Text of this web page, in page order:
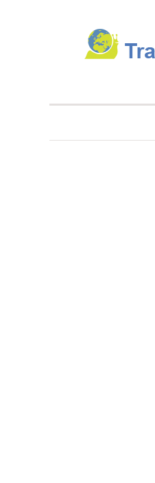
Traveliving